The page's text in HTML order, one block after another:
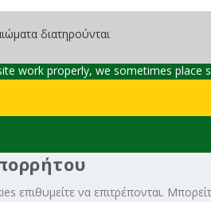
διατηρούνται
work properly, we sometimes
επιθυμείτε να επιτρέπονται.